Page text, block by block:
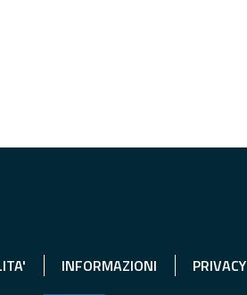
INFORMAZIONI PRIVACY